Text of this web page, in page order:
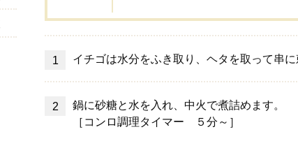
イチゴは水分をふき取り、ヘタを取って串に
鍋に砂糖と水を入れ、中火で煮詰めます。
［コンロ調理タイマー ５分～］